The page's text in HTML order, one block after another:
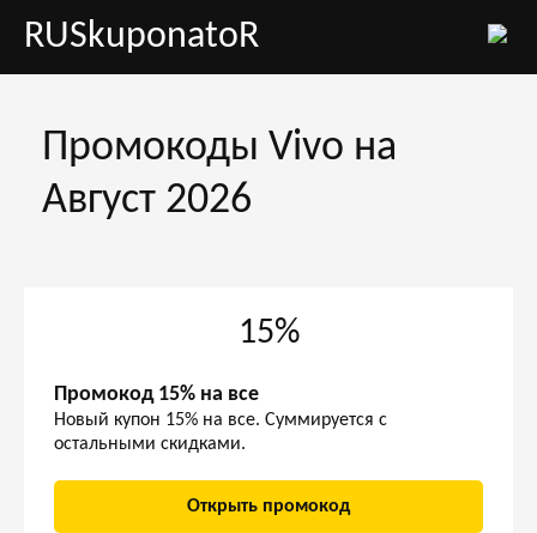
RUSkuponatoR
Промокоды Vivo на
Август 2026
15%
Промокод 15% на все
Новый купон 15% на все. Суммируется с
остальными скидками.
Открыть промокод